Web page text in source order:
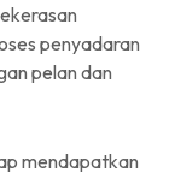
penyadaran
pelan dan
mendapatkan